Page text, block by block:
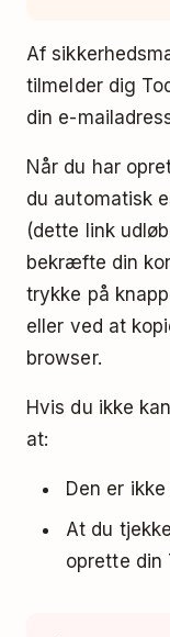
Af
tilmelder dig
din e-
Når du har
du automatisk
(dette link
bekræfte din
trykke på
eller ved at
browser.
Hvis du ikke
at:
Den er
At du
oprette din